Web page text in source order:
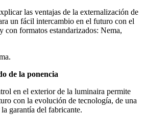
las ventajas de la externalización de
un fácil intercambio en el futuro con el
con formatos estandarizados: Nema,
de la ponencia
en el exterior de la luminaira permite
con la evolución de tecnología, de una
garantía del fabricante.